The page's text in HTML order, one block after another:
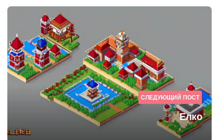
СЛЕДУЮЩИЙ ПОСТ
Елко